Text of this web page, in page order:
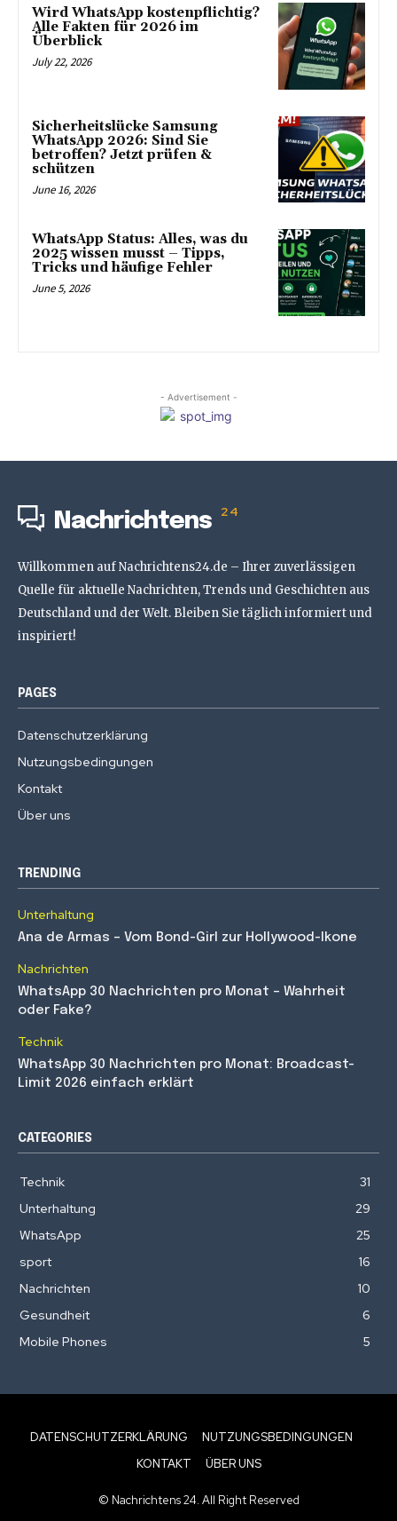
Wird WhatsApp kostenpflichtig?
Alle Fakten für 2026 im
Überblick
July 22, 2026
Sicherheitslücke Samsung
WhatsApp 2026: Sind Sie
betroffen? Jetzt prüfen &
schützen
June 16, 2026
WhatsApp Status: Alles, was du
2025 wissen musst – Tipps,
Tricks und häufige Fehler
June 5, 2026
- Advertisement -
Nachrichtens 24
Willkommen auf Nachrichtens24.de – Ihrer zuverlässigen
Quelle für aktuelle Nachrichten, Trends und Geschichten aus
Deutschland und der Welt. Bleiben Sie täglich informiert und
inspiriert!
PAGES
Datenschutzerklärung
Nutzungsbedingungen
Kontakt
Über uns
TRENDING
Unterhaltung
Ana de Armas – Vom Bond-Girl zur Hollywood-Ikone
Nachrichten
WhatsApp 30 Nachrichten pro Monat – Wahrheit
oder Fake?
Technik
WhatsApp 30 Nachrichten pro Monat: Broadcast-
Limit 2026 einfach erklärt
CATEGORIES
Technik
31
Unterhaltung
29
WhatsApp
25
sport
16
Nachrichten
10
Gesundheit
6
Mobile Phones
5
DATENSCHUTZERKLÄRUNG
NUTZUNGSBEDINGUNGEN
KONTAKT
ÜBER UNS
© Nachrichtens 24. All Right Reserved